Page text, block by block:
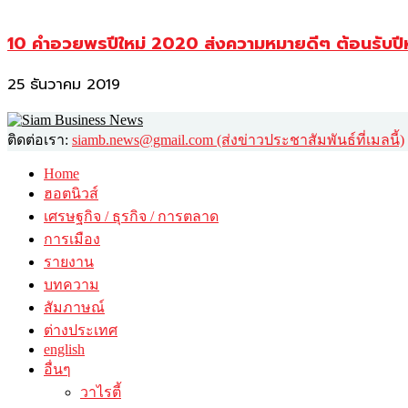
10 คำอวยพรปีใหม่ 2020 ส่งความหมายดีๆ ต้อนรับ
25 ธันวาคม 2019
ติดต่อเรา: siamb.news@gmail.com (ส่งข่าวประชาสัมพันธ์ที่เมลนี้)
Home
ฮอตนิวส์
เศรษฐกิจ / ธุรกิจ / การตลาด
การเมือง
รายงาน
บทความ
สัมภาษณ์
ต่างประเทศ
english
อื่นๆ
วาไรตี้